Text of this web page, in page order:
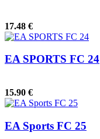
17.48 €
EA SPORTS FC 24
15.90 €
EA Sports FC 25